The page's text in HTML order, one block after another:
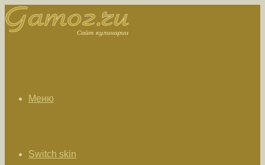
Меню
Switch skin